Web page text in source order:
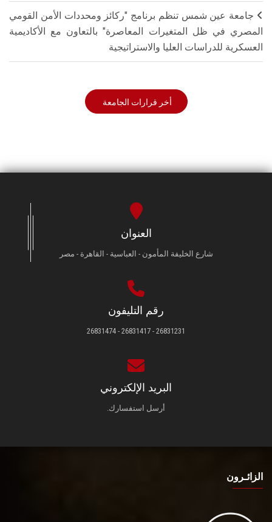
جامعة عين شمس تنظم برنامج "ركائز ومحددات الأمن القومي
المصري في ظل المتغيرات المعاصرة" بالتعاون مع الأكاديمية
العسكرية للدراسات العليا والاستراتيجية
أخر قرارات الجامعة
العنوان
شارع الخليفة المأمون - العباسية - القاهرة - مصر
رقم التليفون
26831231 - 26831417 - 26831474
البريد الإلكتروني
أرسل استفسارك.
الزائـرون